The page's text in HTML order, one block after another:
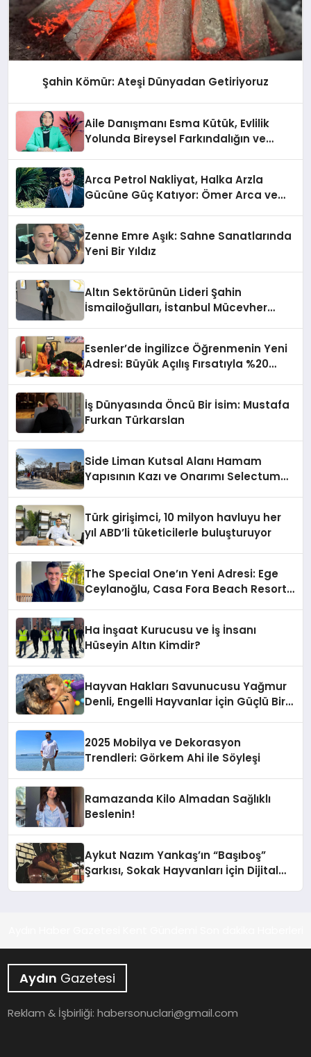
Şahin Kömür: Ateşi Dünyadan Getiriyoruz
Aile Danışmanı Esma Kütük, Evlilik
Yolunda Bireysel Farkındalığın ve
Arca Petrol Nakliyat, Halka Arzla
Gücüne Güç Katıyor: Ömer Arca ve
Zenne Emre Aşık: Sahne Sanatlarında
Yeni Bir Yıldız
Altın Sektörünün Lideri Şahin
İsmailoğulları, İstanbul Mücevher
Esenler’de İngilizce Öğrenmenin Yeni
Adresi: Büyük Açılış Fırsatıyla %20
İş Dünyasında Öncü Bir İsim: Mustafa
Furkan Türkarslan
Side Liman Kutsal Alanı Hamam
Yapısının Kazı ve Onarımı Selectum
Türk girişimci, 10 milyon havluyu her
yıl ABD’li tüketicilerle buluşturuyor
The Special One’ın Yeni Adresi: Ege
Ceylanoğlu, Casa Fora Beach Resort
Ha İnşaat Kurucusu ve İş İnsanı
Hüseyin Altın Kimdir?
Hayvan Hakları Savunucusu Yağmur
Denli, Engelli Hayvanlar İçin Güçlü Bir
2025 Mobilya ve Dekorasyon
Trendleri: Görkem Ahi ile Söyleşi
Ramazanda Kilo Almadan Sağlıklı
Beslenin!
Aykut Nazım Yankaş’ın “Başıboş”
Şarkısı, Sokak Hayvanları İçin Dijital
Aydın Gazetesi
Reklam & İşbirliği:habersonuclari@gmail.com